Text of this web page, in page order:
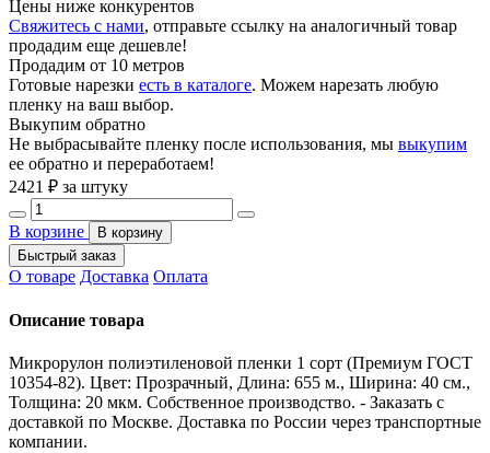
Цены ниже конкурентов
Свяжитесь с нами, отправьте ссылку на аналогичный товар
продадим еще дешевле!
Продадим от 10 метров
Готовые нарезки есть в каталоге. Можем нарезать любую
пленку на ваш выбор.
Выкупим обратно
Не выбрасывайте пленку после использования, мы выкупим
ее обратно и переработаем!
2421 ₽ за штуку
В корзине
В корзину
Быстрый заказ
О товаре Доставка Оплата
Описание товара
Микрорулон полиэтиленовой пленки 1 сорт (Премиум ГОСТ
10354-82). Цвет: Прозрачный, Длина: 655 м., Ширина: 40 см.,
Толщина: 20 мкм. Собственное производство. - Заказать с
доставкой по Москве. Доставка по России через транспортные
компании.